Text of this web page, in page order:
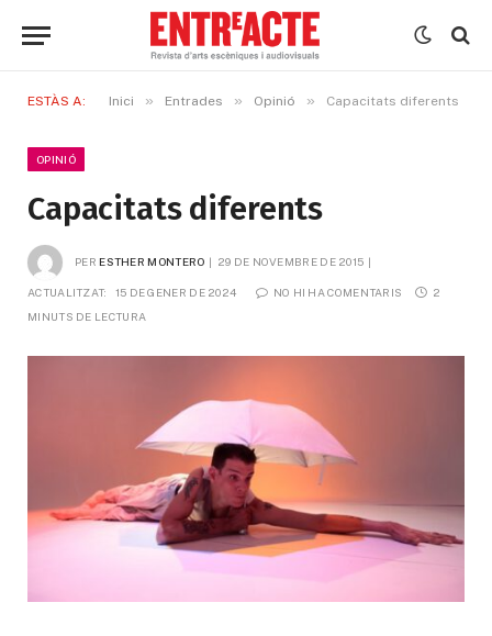
ESTÀS A: Inici » Entrades » Opinió » Capacitats diferents
OPINIÓ
Capacitats diferents
PER ESTHER MONTERO 29 DE NOVEMBRE DE 2015
ACTUALITZAT: 15 DE GENER DE 2024 NO HI HA COMENTARIS
2
MINUTS DE LECTURA